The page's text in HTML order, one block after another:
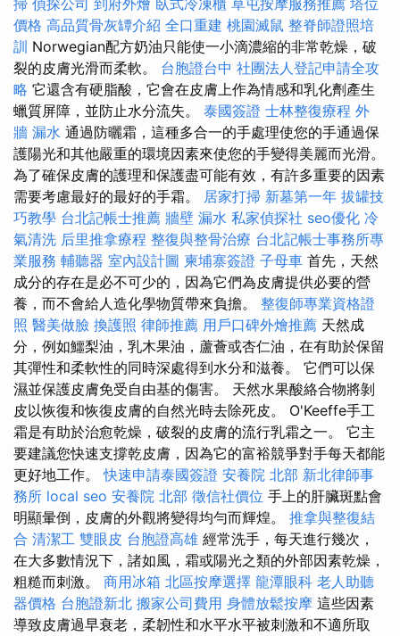
掃 偵探公司 到府外燴 臥式冷凍櫃 草屯按摩服務推薦 塔位
價格 高品質骨灰罈介紹 全口重建 桃園滅鼠 整脊師證照培
訓 Norwegian配方奶油只能使一小滴濃縮的非常乾燥，破
裂的皮膚光滑而柔軟。 台胞證台中 社團法人登記申請全攻
略 它還含有硬脂酸，它會在皮膚上作為情感和乳化劑產生
蠟質屏障，並防止水分流失。 泰國簽證 士林整復療程 外
牆 漏水 通過防曬霜，這種多合一的手處理使您的手通過保
護陽光和其他嚴重的環境因素來使您的手變得美麗而光滑。
為了確保皮膚的護理和保護盡可能有效，有許多重要的因素
需要考慮最好的最好的手霜。 居家打掃 新墓第一年 拔罐技
巧教學 台北記帳士推薦 牆壁 漏水 私家偵探社 seo優化 冷
氣清洗 后里推拿療程 整復與整骨治療 台北記帳士事務所專
業服務 輔聽器 室內設計圖 柬埔寨簽證 子母車 首先，天然
成分的存在是必不可少的，因為它們為皮膚提供必要的營
養，而不會給人造化學物質帶來負擔。 整復師專業資格證
照 醫美做臉 換護照 律師推薦 用戶口碑外燴推薦 天然成
分，例如鱷梨油，乳木果油，蘆薈或杏仁油，在有助於保留
其彈性和柔軟性的同時深處得到水分和滋養。 它們可以保
濕並保護皮膚免受自由基的傷害。 天然水果酸絡合物將剝
皮以恢復和恢復皮膚的自然光時去除死皮。 O'Keeffe手工
霜是有助於治愈乾燥，破裂的皮膚的流行乳霜之一。 它主
要建議您快速支撐乾皮膚，因為它的富裕競爭對手每天都能
更好地工作。快速申請泰國簽證 安養院 北部 新北律師事
務所 local seo 安養院 北部 徵信社價位 手上的肝臟斑點會
明顯暈倒，皮膚的外觀將變得均勻而輝煌。 推拿與整復結
合 清潔工 雙眼皮 台胞證高雄 經常洗手，每天進行幾次，
在大多數情況下，諸如風，霜或陽光之類的外部因素乾燥，
粗糙而刺激。 商用冰箱 北區按摩選擇 龍潭眼科 老人助聽
器價格 台胞證新北 搬家公司費用 身體放鬆按摩 這些因素
導致皮膚過早衰老，柔韌性和水平水平被刺激和不適所取